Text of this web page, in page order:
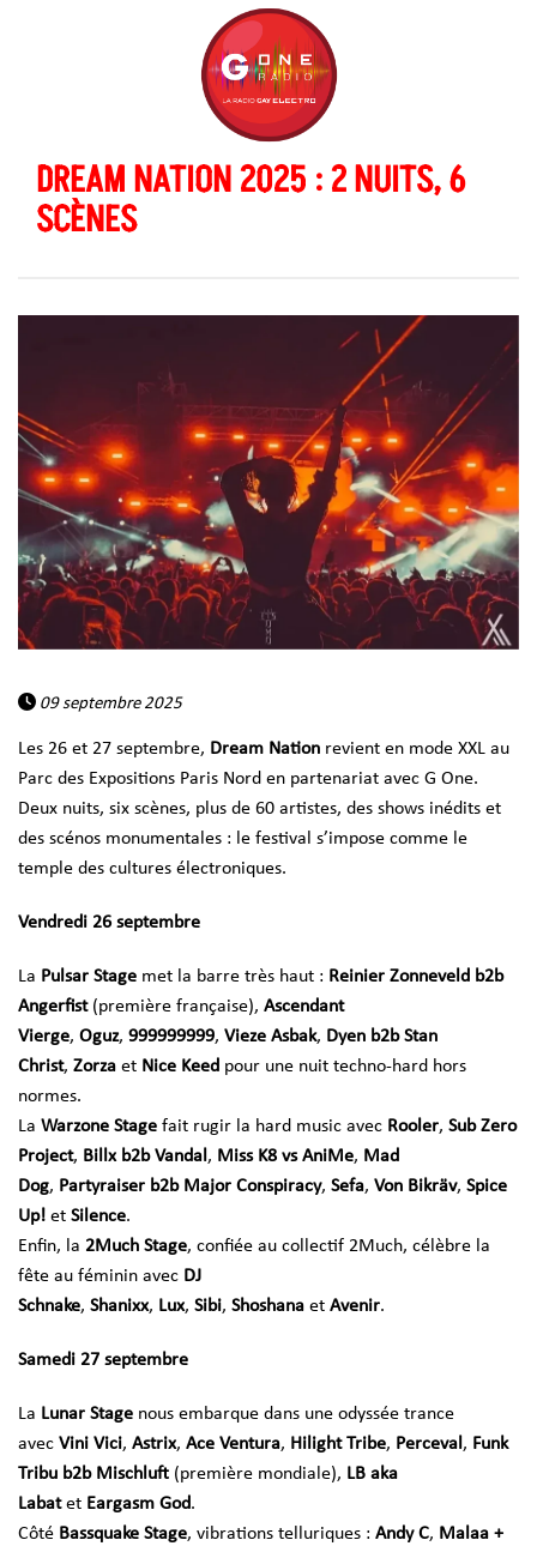
DREAM NATION 2025 : 2 NUITS, 6
SCÈNES
09 septembre 2025
Les 26 et 27 septembre, Dream Nation revient en mode XXL au
Parc des Expositions Paris Nord en partenariat avec G One.
Deux nuits, six scènes, plus de 60 artistes, des shows inédits et
des scénos monumentales : le festival s’impose comme le
temple des cultures électroniques.
Vendredi 26 septembre
La Pulsar Stage met la barre très haut : Reinier Zonneveld b2b
Angerfist (première française), Ascendant
Vierge, Oguz, 999999999, Vieze Asbak, Dyen b2b Stan
Christ, Zorza et Nice Keed pour une nuit techno-hard hors
normes.
La Warzone Stage fait rugir la hard music avec Rooler, Sub Zero
Project, Billx b2b Vandal, Miss K8 vs AniMe, Mad
Dog, Partyraiser b2b Major Conspiracy, Sefa, Von Bikräv, Spice
Up! et Silence.
Enfin, la 2Much Stage, confiée au collectif 2Much, célèbre la
fête au féminin avec DJ
Schnake, Shanixx, Lux, Sibi, Shoshana et Avenir.
Samedi 27 septembre
La Lunar Stage nous embarque dans une odyssée trance
avec Vini Vici, Astrix, Ace Ventura, Hilight Tribe, Perceval, Funk
Tribu b2b Mischluft (première mondiale), LB aka
Labat et Eargasm God.
Côté Bassquake Stage, vibrations telluriques : Andy C, Malaa +